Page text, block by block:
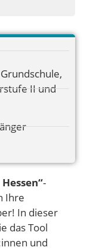
Grundschule,
II und
-
Ihre
In dieser
das Tool
und